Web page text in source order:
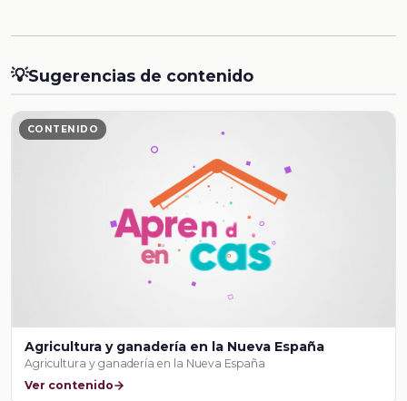
💡Sugerencias de contenido
CONTENIDO
Agricultura y ganadería en la Nueva España
Agricultura y ganadería en la Nueva España
Ver contenido